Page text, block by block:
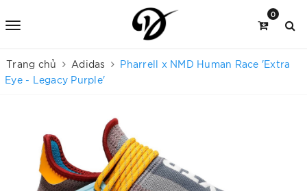
0
Trang chủ Adidas
Pharrell x NMD Human Race 'Extra
Eye - Legacy Purple'